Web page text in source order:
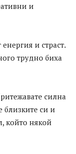
и
и страст.
трудно биха
силна
близките си и
който някой